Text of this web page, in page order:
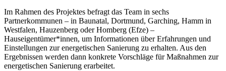
Im Rahmen des Projektes befragt das Team in sechs
Partnerkommunen – in Baunatal, Dortmund, Garching, Hamm in
Westfalen, Hauzenberg oder Homberg (Efze) –
Hauseigentümer*innen, um Informationen über Erfahrungen und
Einstellungen zur energetischen Sanierung zu erhalten. Aus den
Ergebnissen werden dann konkrete Vorschläge für Maßnahmen zur
energetischen Sanierung erarbeitet.